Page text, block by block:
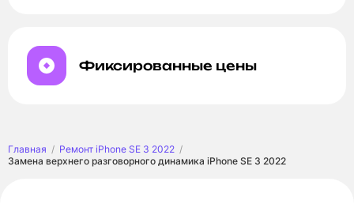
Фиксированные цены
Главная
Ремонт iPhone SE 3 2022
Замена верхнего разговорного динамика iPhone SE 3 2022